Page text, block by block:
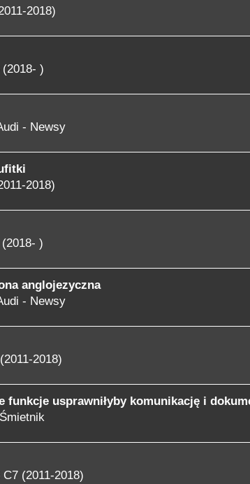
2018)
)
- Newsy
2018)
)
anglojezyczna
- Newsy
2018)
usprawniłyby komunikację i
Śmietnik
C7 (2011-2018)